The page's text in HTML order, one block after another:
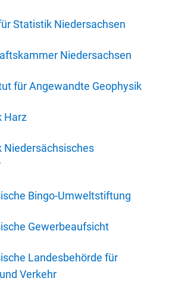
Statistik Niedersachsen
Niedersachsen
für Angewandte Geophysik
Harz
Niedersächsisches
Bingo-Umweltstiftung
Gewerbeaufsicht
Landesbehörde für
Verkehr